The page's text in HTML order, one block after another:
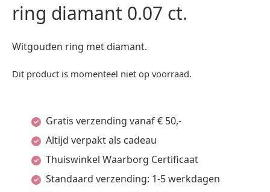
ring diamant 0.07 ct.
Witgouden ring met diamant.
Dit product is momenteel niet op voorraad.
Gratis verzending vanaf € 50,-
Altijd verpakt als cadeau
Thuiswinkel Waarborg Certificaat
Standaard verzending: 1-5 werkdagen